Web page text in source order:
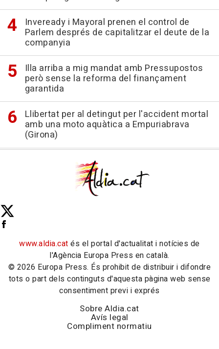
Inveready i Mayoral prenen el control de
Parlem després de capitalitzar el deute de la
companyia
Illa arriba a mig mandat amb Pressupostos
però sense la reforma del finançament
garantida
Llibertat per al detingut per l'accident mortal
amb una moto aquàtica a Empuriabrava
(Girona)
www.aldia.cat és el portal d'actualitat i notícies de
l'Agència Europa Press en català.
© 2026 Europa Press. És prohibit de distribuir i difondre
tots o part dels continguts d'aquesta pàgina web sense
consentiment previ i exprés
Sobre Aldia.cat
Avís legal
Compliment normatiu